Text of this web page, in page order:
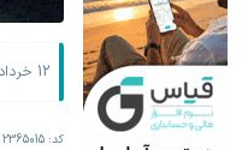
12 خرداد 1405
کد: 2365015
با دوره جامع لینگانو ،